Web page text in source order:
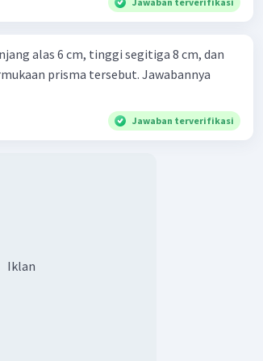
alas 6 cm, tinggi segitiga 8 cm, dan
prisma tersebut. Jawabannya
Jawaban terverifikasi
Iklan